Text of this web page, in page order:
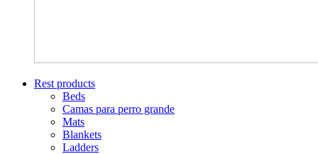
Rest products
Beds
Camas para perro grande
Mats
Blankets
Ladders